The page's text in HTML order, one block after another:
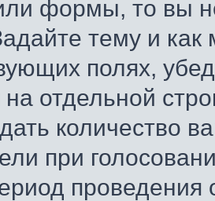
формы, то вы
тему и
полях,
на отдельной
количество
при
проведения